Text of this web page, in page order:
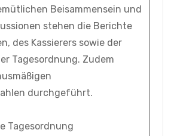
Beisammensein und
stehen die Berichte
des Kassierers sowie der
Tagesordnung. Zudem
durchgeführt.
Tagesordnung